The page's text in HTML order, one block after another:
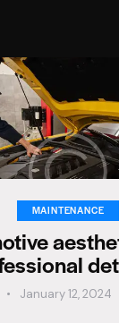
MAINTENANCE
January 12, 2024